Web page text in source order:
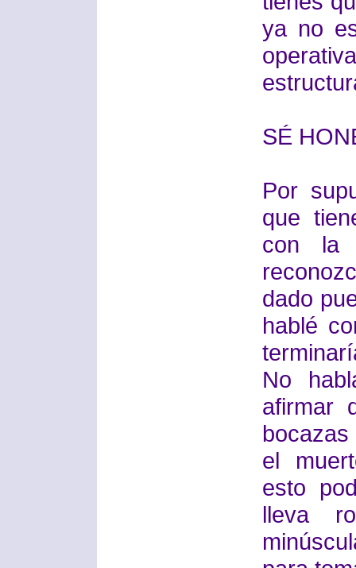
ya no
SÉ
Por
que
con la
dado
hablé
No
afirmar
el
esto
lleva